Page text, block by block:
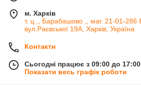
м. Харків
т. ц ,, Барабашово ,, маг. 21-01-286
вул.Раєвської 19А, Харків, Україна
Контакти
Сьогодні працює з 09:00 до 17:00
Показати весь графік роботи